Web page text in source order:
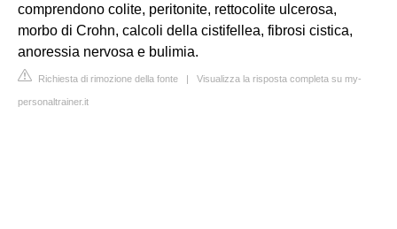
comprendono colite, peritonite, rettocolite ulcerosa,
morbo di Crohn, calcoli della cistifellea, fibrosi cistica,
anoressia nervosa e bulimia.
Richiesta di rimozione della fonte | Visualizza la risposta completa su my-
personaltrainer.it